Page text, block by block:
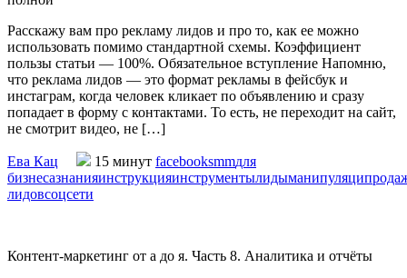
Расскажу вам про рекламу лидов и про то, как ее можно
использовать помимо стандартной схемы. Коэффициент
пользы статьи — 100%. Обязательное вступление Напомню,
что реклама лидов — это формат рекламы в фейсбук и
инстаграм, когда человек кликает по объявлению и сразу
попадает в форму с контактами. То есть, не переходит на сайт,
не смотрит видео, не […]
Ева Кац 15 минут facebooksmmдля
бизнесазнанияинструкцияинструментылидыманипуляци
лидовсоцсети
Контент-маркетинг от а до я. Часть 8. Аналитика и отчёты